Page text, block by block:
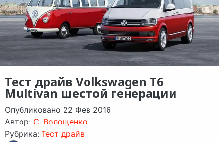
Тест драйв Volkswagen T6
Multivan шестой генерации
Опубликовано 22 Фев 2016
Автор: C. Волощенко
Рубрика: Тест драйв